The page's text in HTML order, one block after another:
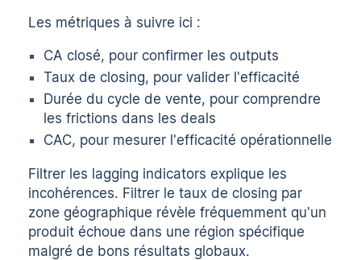
Les métriques à suivre ici :
CA closé, pour confirmer les outputs
Taux de closing, pour valider l'efficacité
Durée du cycle de vente, pour comprendre
les frictions dans les deals
CAC, pour mesurer l'efficacité opérationnelle
Filtrer les lagging indicators explique les
incohérences. Filtrer le taux de closing par
zone géographique révèle fréquemment qu'un
produit échoue dans une région spécifique
malgré de bons résultats globaux.